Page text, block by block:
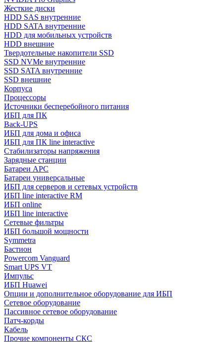
Жесткие диски
HDD SAS внутренние
HDD SATA внутренние
HDD для мобильных устройств
HDD внешние
Твердотельные накопители SSD
SSD NVMe внутренние
SSD SATA внутренние
SSD внешние
Корпуса
Процессоры
Источники бесперебойного питания
ИБП для ПК
Back-UPS
ИБП для дома и офиса
ИБП для ПК linе interactive
Стабилизаторы напряжения
Зарядные станции
Батареи APC
Батареи универсальные
ИБП для серверов и сетевых устройств
ИБП line interactive RM
ИБП online
ИБП linе interactive
Сетевые фильтры
ИБП большой мощности
Symmetra
Бастион
Powercom Vanguard
Smart UPS VT
Импульс
ИБП Huawei
Опции и дополнительное оборудование для ИБП
Сетевое оборудование
Пассивное сетевое оборудование
Патч-корды
Кабель
Прочие компоненты СКС